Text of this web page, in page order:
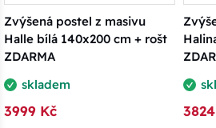
Zvýšená postel z masivu
Halle bílá 140x200 cm + rošt
ZDARMA
skladem
3999 Kč